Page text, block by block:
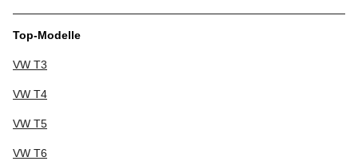
Top-Modelle
VW T3
VW T4
VW T5
VW T6